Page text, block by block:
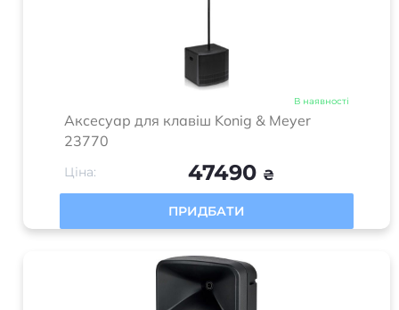
В наявності
Аксесуар для клавіш Konig & Meyer
23770
Ціна: 47490 ₴
ПРИДБАТИ